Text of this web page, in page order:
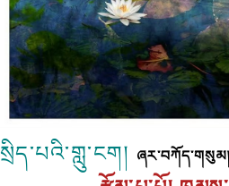
སྲིད་པའི་གླུ་ངག།